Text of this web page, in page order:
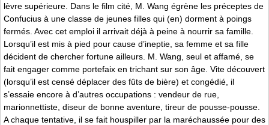
lèvre supérieure. Dans le film cité, M. Wang égrène les préceptes de
Confucius à une classe de jeunes filles qui (en) dorment à poings
fermés. Avec cet emploi il arrivait déjà à peine à nourrir sa famille.
Lorsqu’il est mis à pied pour cause d’ineptie, sa femme et sa fille
décident de chercher fortune ailleurs. M. Wang, seul et affamé, se
fait engager comme portefaix en trichant sur son âge. Vite découvert
(lorsqu’il est censé déplacer des fûts de bière) et congédié, il
s’essaie encore à d’autres occupations : vendeur de rue,
marionnettiste, diseur de bonne aventure, tireur de pousse-pousse.
A chaque tentative, il se fait houspiller par la maréchaussée pour des